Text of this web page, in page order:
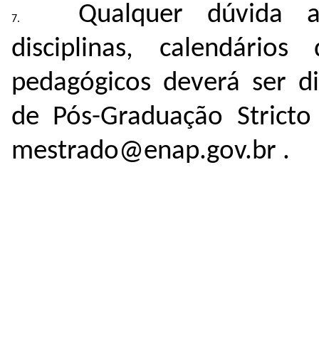
Qualquer dúvida
disciplinas,
pedagógicos deverá ser
de Pós-Graduação
mestrado@enap.gov.br .